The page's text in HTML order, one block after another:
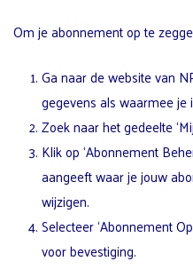
Om je abonnement op te
Ga naar de website van
gegevens als waarmee je
Zoek naar het gedeelte
Klik op ‘Abonnement
aangeeft waar je jouw
wijzigen.
Selecteer ‘Abonnement
voor bevestiging.